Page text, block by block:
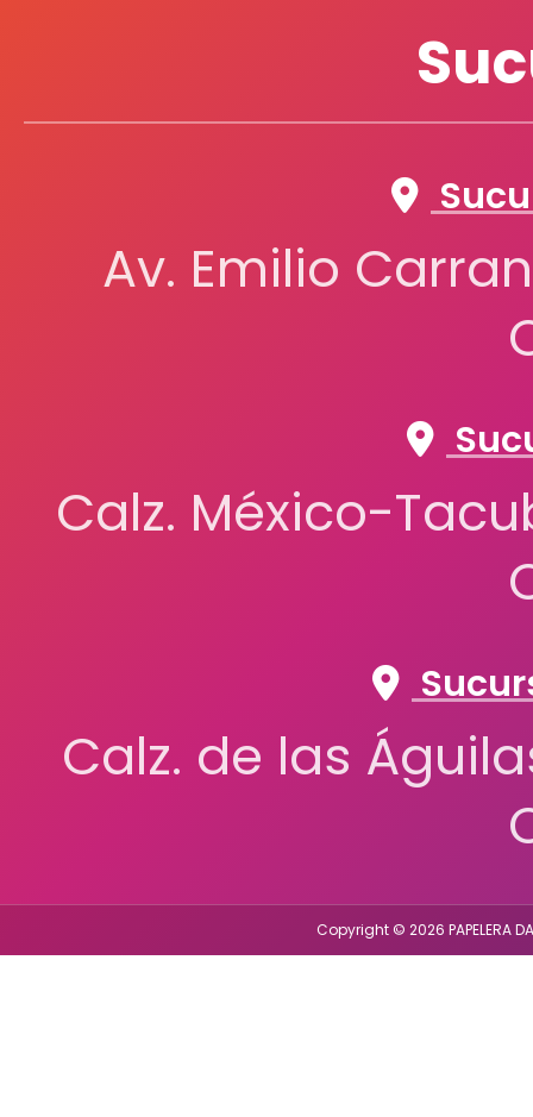
Av. Emilio
Calz. México-
Calz. de las
Copyright © 2026 PAPELERA